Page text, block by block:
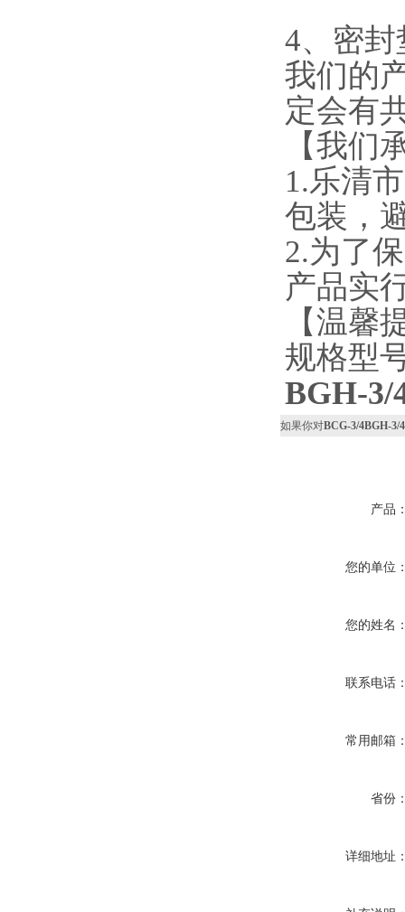
4、密
我们的
定会有
【我们
1.乐清
包装，
2.为了
产品实
【温馨
规格型
BGH-3/
如果你对BCG-3/4BGH-3/
产品
您的单位
您的姓名
联系电话
常用邮箱
省份
详细地址